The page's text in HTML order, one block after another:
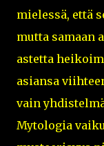
mielessä, että
mutta samaan
astetta
asiansa
vain
Mytologia